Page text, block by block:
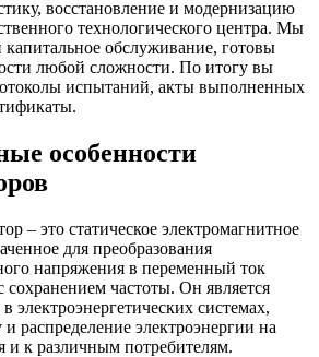
восстановление и модернизацию
технологического центра. Мы
обслуживание, готовы
любой сложности. По итогу вы
испытаний, акты выполненных
особенности
– это статическое электромагнитное
для преобразования
напряжения в переменный ток
сохранением частоты. Он является
электроэнергетических системах,
и распределение электроэнергии на
и к различным потребителям.